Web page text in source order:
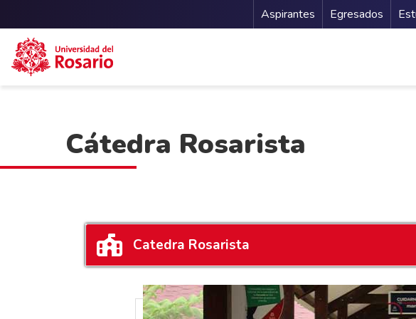
Menu
Aspirantes Egresados
Cátedra Rosarista
Catedra Rosarista